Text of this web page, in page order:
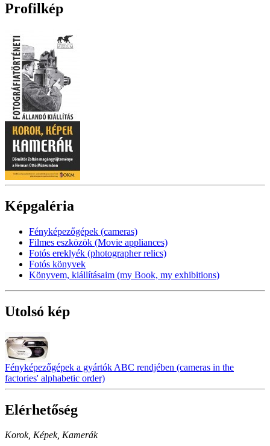
Profilkép
Képgaléria
Fényképezőgépek (cameras)
Filmes eszközök (Movie appliances)
Fotós ereklyék (photographer relics)
Fotós könyvek
Könyvem, kiállításaim (my Book, my exhibitions)
Utolsó kép
Fényképezőgépek a gyártók ABC rendjében (cameras in the
factories' alphabetic order)
Elérhetőség
Korok, Képek, Kamerák